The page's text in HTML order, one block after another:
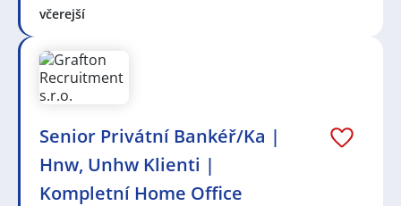
včerejší
Senior Privátní Bankéř/Ka |
Hnw, Unhw Klienti |
Kompletní Home Office